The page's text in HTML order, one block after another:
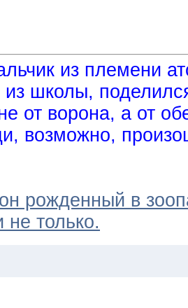
из племени
школы,
от ворона, а от
возможно,
рожденный в
не только.